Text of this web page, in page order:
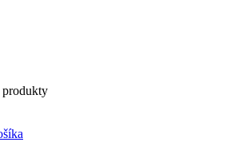
produkty